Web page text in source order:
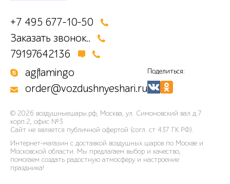
+7 495 677-10-50
Заказать звонок..
79197642136
agflamingo
order@vozdushnyeshari.ru
Поделиться:
© 2026 воздушныешары.рф, Москва, ул. Симоновский вал д.7
корп.2, офис №3
Сайт не является публичной офертой (согл. ст 437 ГК РФ).
Интернет-магазин с доставкой воздушных шаров по Москве и
Московской области. Мы предлагаем выбор и качество,
помогаем создать радостную атмосферу и настроение
праздника!